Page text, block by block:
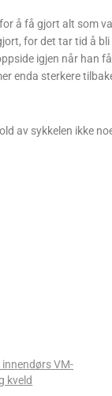
å få gjort alt som
for det tar tid å
igjen når han
enda sterkere
av sykkelen ikke
VM-
kveld